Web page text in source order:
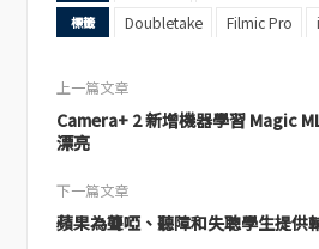
標籤 Doubletake Filmic Pro
上一篇文章
Camera+ 2 新增機器學習 Magic
漂亮
下一篇文章
蘋果為聾啞、聽障和失聰學生提供